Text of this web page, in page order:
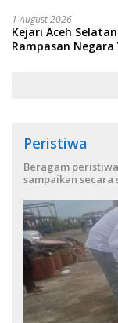
1 August 2026
Kejari Aceh
Rampasan
Peristiwa
Beragam
sampaikan